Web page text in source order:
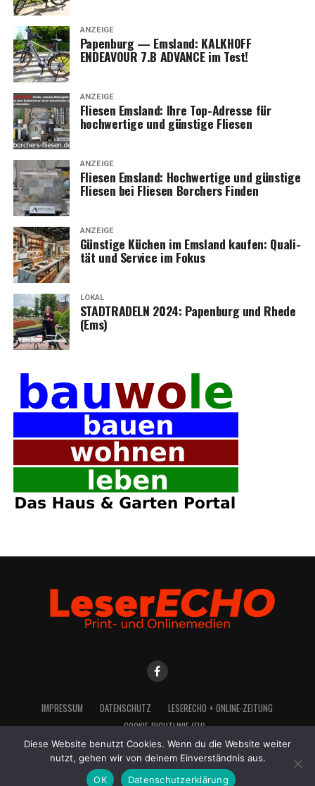
ANZEIGE
Papen­burg — Ems­land: KALKHOFF
ENDEAVOUR 7.B ADVANCE im Test!
ANZEIGE
Flie­sen Ems­land: Ihre Top-Adres­se für
hoch­wer­ti­ge und güns­ti­ge Fliesen
ANZEIGE
Flie­sen Ems­land: Hoch­wer­ti­ge und güns­ti­ge
Flie­sen bei Flie­sen Bor­chers Finden
ANZEIGE
Güns­ti­ge Küchen im Ems­land kau­fen: Qua­li­
tät und Ser­vice im Fokus
LOKAL
STADTRADELN 2024: Papen­burg und Rhe­de
(Ems)
IMPRES­SUM DATEN­SCHUTZ
LESE­R­ECHO + ONLINE-ZEITUNG
COO­KIE-RICH­T­­LI­­NIE (EU)
2021 LeserEcho Verlag
Diese Website benutzt Cookies. Wenn du die Website weiter
nutzt, gehen wir von deinem Einverständnis aus.
OK
Datenschutzerklärung